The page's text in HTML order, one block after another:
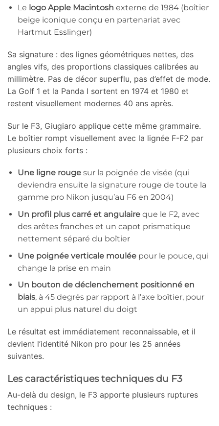
Le logo Apple Macintosh externe de 1984 (boîtier
beige iconique conçu en partenariat avec
Hartmut Esslinger)
Sa signature : des lignes géométriques nettes, des
angles vifs, des proportions classiques calibrées au
millimètre. Pas de décor superflu, pas d’effet de mode.
La Golf 1 et la Panda I sortent en 1974 et 1980 et
restent visuellement modernes 40 ans après.
Sur le F3, Giugiaro applique cette même grammaire.
Le boîtier rompt visuellement avec la lignée F-F2 par
plusieurs choix forts :
Une ligne rougesur la poignée de visée (qui
deviendra ensuite la signature rouge de toute la
gamme pro Nikon jusqu’au F6 en 2004)
Un profil plus carré et angulaireque le F2, avec
des arêtes franches et un capot prismatique
nettement séparé du boîtier
Une poignée verticale mouléepour le pouce, qui
change la prise en main
Un bouton de déclenchement positionné en
biais, à 45 degrés par rapport à l’axe boîtier, pour
un appui plus naturel du doigt
Le résultat est immédiatement reconnaissable, et il
devient l’identité Nikon pro pour les 25 années
suivantes.
Les caractéristiques techniques du F3
Au-delà du design, le F3 apporte plusieurs ruptures
techniques :